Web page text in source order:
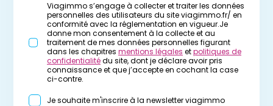
Viagimmo s’engage à collecter et traiter les données
personnelles des utilisateurs du site viagimmo.fr/ en
conformité avec la réglementation en vigueur.Je
donne mon consentement à la collecte et au
traitement de mes données personnelles figurant
dans les chapitres mentions légales etpolitiques de
confidentialitédu site, dont je déclare avoir pris
connaissance et que j’accepte en cochant la case
ci-contre.
Je souhaite m'inscrire à la newsletter viagimmo